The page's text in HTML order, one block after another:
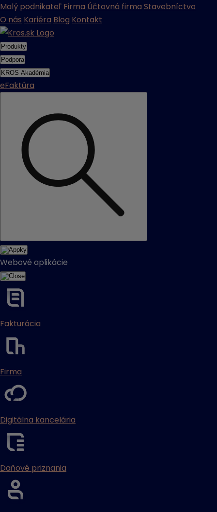
Malý podnikateľ Firma Účtovná firma Stavebníctvo
O nás Kariéra Blog Kontakt
Produkty
Podpora
KROS Akadémia
eFaktúra
Webové aplikácie
Fakturácia
Firma
Digitálna kancelária
Daňové priznania